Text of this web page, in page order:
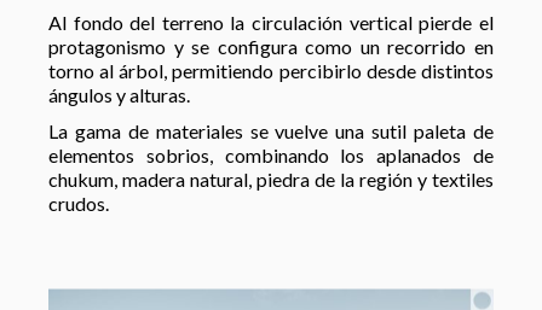
Al fondo del terreno la circulación vertical pierde el
protagonismo y se configura como un recorrido en
torno al árbol, permitiendo percibirlo desde distintos
ángulos y alturas.
La gama de materiales se vuelve una sutil paleta de
elementos sobrios, combinando los aplanados de
chukum, madera natural, piedra de la región y textiles
crudos.